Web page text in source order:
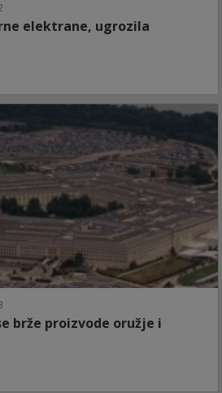
elektrane, ugrozila
brže proizvode oružje i